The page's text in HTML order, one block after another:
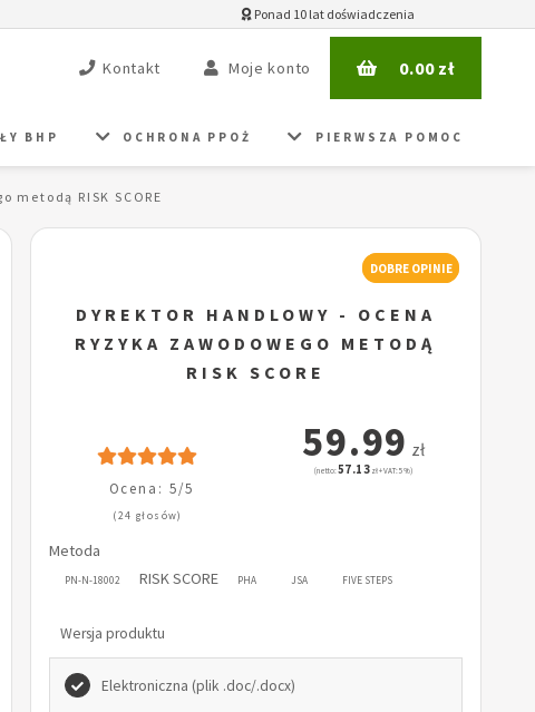
Ponad 10 lat doświadczenia
Kontakt Moje konto 0.00zł
BHP OCHRONA PPOŻ PIERWSZA POMOC
RISK SCORE
DOBRE OPINIE
DYREKTOR HANDLOWY - OCENA
RYZYKA ZAWODOWEGO METODĄ
RISK SCORE
Ocena: 5/5
(24 głosów)
59.99 zł
(netto:57.13 zł + VAT: 5%)
Metoda
PN-N-18002 RISK SCORE PHA JSA FIVE STEPS
Wersja produktu
Elektroniczna (plik .doc/.docx)